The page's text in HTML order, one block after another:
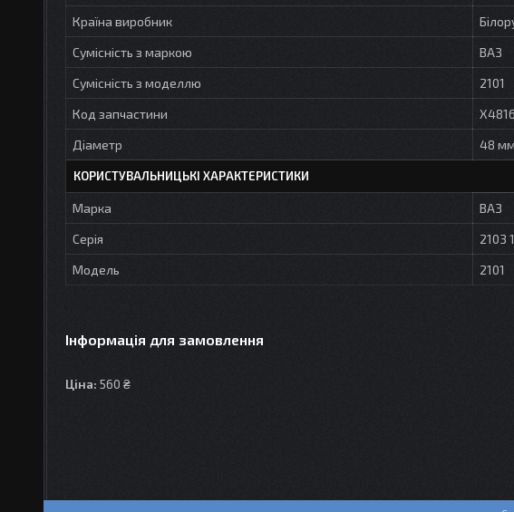
Країна виробник
Сумісність з маркою
ВАЗ
Сумісність з моделлю
2101
Код запчастини
Діаметр
48 мм
КОРИСТУВАЛЬНИЦЬКІ ХАРАКТЕРИСТИКИ
Марка
ВАЗ
Серія
2103
Модель
2101
Інформація для замовлення
Ціна: 560 ₴